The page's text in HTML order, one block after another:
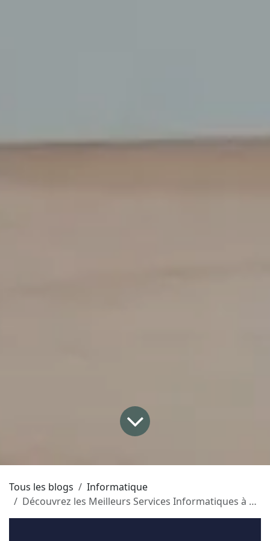
Tous les blogs
Informatique
Découvrez les Meilleurs Services Informatiques à Charleroi : Solutions Innovantes pour Votre Entreprise !